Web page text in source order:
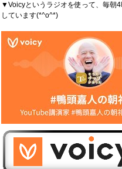
▼Voicyというラジオを使って、毎朝
しています(*^o^*)